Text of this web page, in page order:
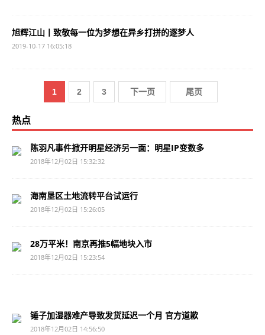
旭辉江山丨致敬每一位为梦想在异乡打拼的逐梦人
2019-10-17 16:05:18
1 2 3 下一页 尾页
热点
陈羽凡事件掀开明星经济另一面：明星IP变数多
2018年12月02日 15:32:32
海南垦区土地流转平台试运行
2018年12月02日 15:26:05
28万平米！南京再推5幅地块入市
2018年12月02日 15:23:54
锤子加湿器难产导致发货延迟一个月 官方道歉
2018年12月02日 14:56:50